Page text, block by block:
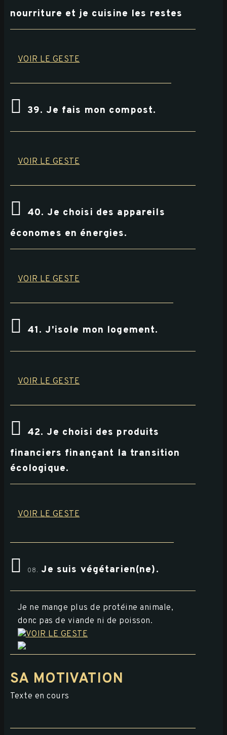
nourriture et je cuisine les restes
VOIR LE GESTE
39. Je fais mon compost.
VOIR LE GESTE
40. Je choisi des appareils
économes en énergies.
VOIR LE GESTE
41. J'isole mon logement.
VOIR LE GESTE
42. Je choisi des produits
financiers finançant la transition
écologique.
VOIR LE GESTE
08. Je suis végétarien(ne).
Je ne mange plus de protéine animale,
donc pas de viande ni de poisson.
VOIR LE GESTE
SA MOTIVATION
Texte en cours